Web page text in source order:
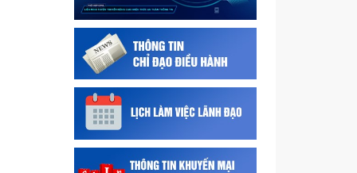
cần kiểm soát đặc biệt nhóm I
của Công ty TNHH Công Nghệ
Vật Liệu Mới...
Giấy phép nhập khẩu Hóa chất
cần kiểm soát đặc biệt nhóm I
của Công ty TNHH Phát triển
Công nghệ...
Giấy phép nhập khẩu hóa chất
cần kiểm soát đặc biệt nhóm